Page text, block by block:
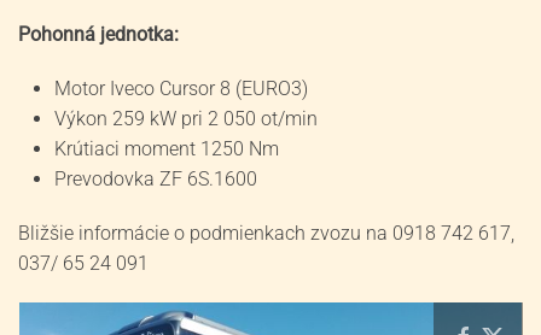
Pohonná jednotka:
Motor Iveco Cursor 8 (EURO3)
Výkon 259 kW pri 2 050 ot/min
Krútiaci moment 1250 Nm
Prevodovka ZF 6S.1600
Bližšie informácie o podmienkach zvozu na 0918 742 617,
037/ 65 24 091